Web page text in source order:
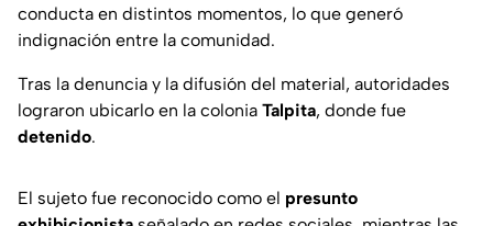
conducta en distintos momentos, lo que generó
indignación entre la comunidad.
Tras la denuncia y la difusión del material, autoridades
lograron ubicarlo en la colonia Talpita, donde fue
detenido.
El sujeto fue reconocido como el presunto